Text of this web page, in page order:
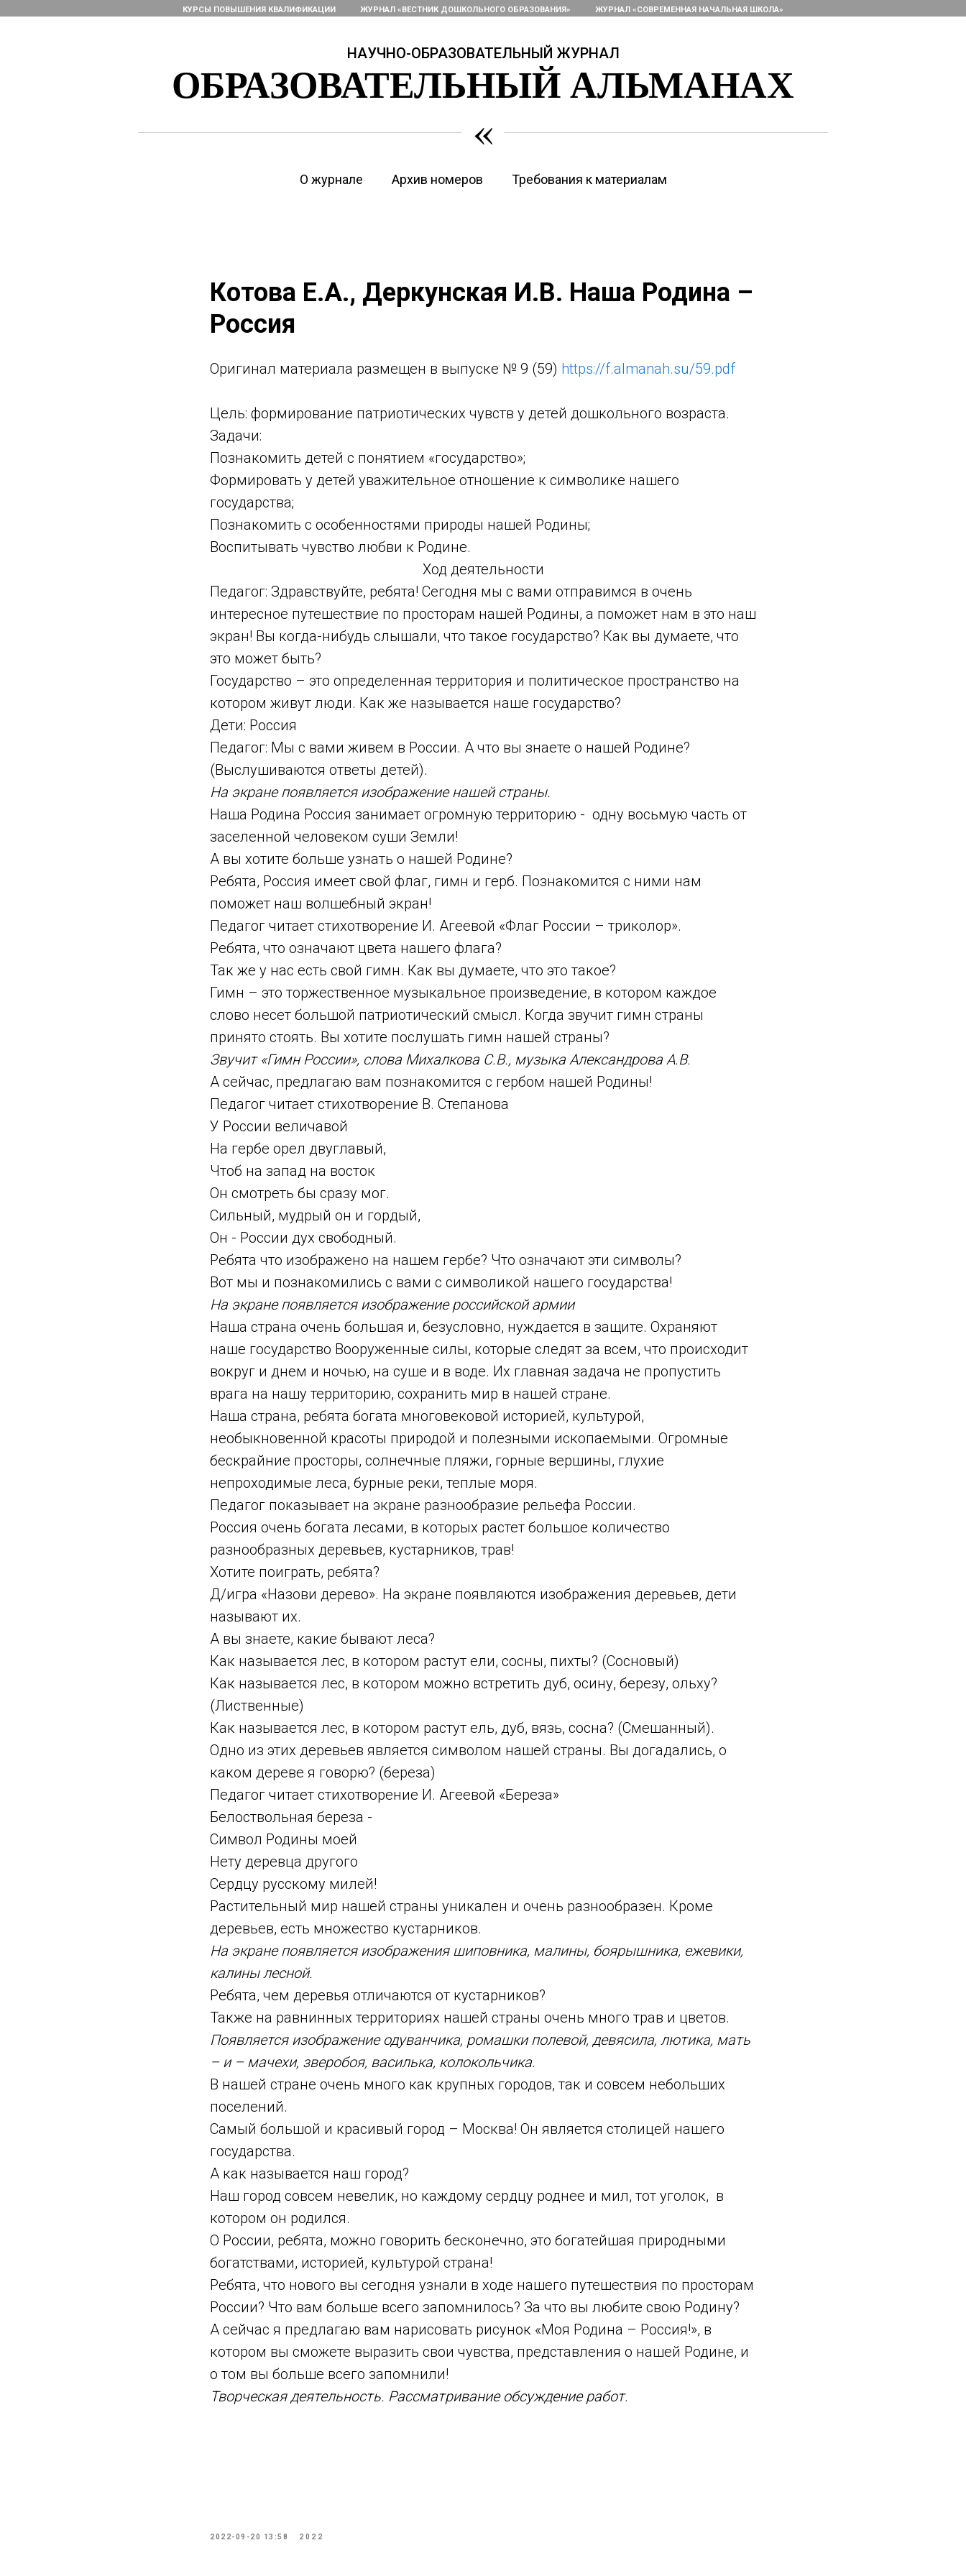
КУРСЫ ПОВЫШЕНИЯ КВАЛИФИКАЦИИ ЖУРНАЛ «ВЕСТНИК ДОШКОЛЬНОГО ОБРАЗОВАНИЯ» ЖУРНАЛ «СОВРЕМЕННАЯ НАЧАЛЬНАЯ ШКОЛА»
НАУЧНО-ОБРАЗОВАТЕЛЬНЫЙ ЖУРНАЛ
ОБРАЗОВАТЕЛЬНЫЙ АЛЬМАНАХ
«
О журнале Архив номеров Требования к материалам
Котова Е.А., Деркунская И.В. Наша Родина –
Россия
Оригинaл материала размещен в выпуске № 9 (59) https://f.almanah.su/59.pdf
Цель: формирование патриотических чувств у детей дошкольного возраста.
Задачи:
Познакомить детей с понятием «государство»;
Формировать у детей уважительное отношение к символике нашего
государства;
Познакомить с особенностями природы нашей Родины;
Воспитывать чувство любви к Родине.
Ход деятельности
Педагог: Здравствуйте, ребята! Сегодня мы с вами отправимся в очень
интересное путешествие по просторам нашей Родины, а поможет нам в это наш
экран! Вы когда-нибудь слышали, что такое государство? Как вы думаете, что
это может быть?
Государство – это определенная территория и политическое пространство на
котором живут люди. Как же называется наше государство?
Дети: Россия
Педагог: Мы с вами живем в России. А что вы знаете о нашей Родине?
(Выслушиваются ответы детей).
На экране появляется изображение нашей страны.
Наша Родина Россия занимает огромную территорию - одну восьмую часть от
заселенной человеком суши Земли!
А вы хотите больше узнать о нашей Родине?
Ребята, Россия имеет свой флаг, гимн и герб. Познакомится с ними нам
поможет наш волшебный экран!
Педагог читает стихотворение И. Агеевой «Флаг России – триколор».
Ребята, что означают цвета нашего флага?
Так же у нас есть свой гимн. Как вы думаете, что это такое?
Гимн – это торжественное музыкальное произведение, в котором каждое
слово несет большой патриотический смысл. Когда звучит гимн страны
принято стоять. Вы хотите послушать гимн нашей страны?
Звучит «Гимн России», слова Михалкова С.В., музыка Александрова А.В.
А сейчас, предлагаю вам познакомится с гербом нашей Родины!
Педагог читает стихотворение В. Степанова
У России величавой
На гербе орел двуглавый,
Чтоб на запад на восток
Он смотреть бы сразу мог.
Сильный, мудрый он и гордый,
Он - России дух свободный.
Ребята что изображено на нашем гербе? Что означают эти символы?
Вот мы и познакомились с вами с символикой нашего государства!
На экране появляется изображение российской армии
Наша страна очень большая и, безусловно, нуждается в защите. Охраняют
наше государство Вооруженные силы, которые следят за всем, что происходит
вокруг и днем и ночью, на суше и в воде. Их главная задача не пропустить
врага на нашу территорию, сохранить мир в нашей стране.
Наша страна, ребята богата многовековой историей, культурой,
необыкновенной красоты природой и полезными ископаемыми. Огромные
бескрайние просторы, солнечные пляжи, горные вершины, глухие
непроходимые леса, бурные реки, теплые моря.
Педагог показывает на экране разнообразие рельефа России.
Россия очень богата лесами, в которых растет большое количество
разнообразных деревьев, кустарников, трав!
Хотите поиграть, ребята?
Д/игра «Назови дерево». На экране появляются изображения деревьев, дети
называют их.
А вы знаете, какие бывают леса?
Как называется лес, в котором растут ели, сосны, пихты? (Сосновый)
Как называется лес, в котором можно встретить дуб, осину, березу, ольху?
(Лиственные)
Как называется лес, в котором растут ель, дуб, вязь, сосна? (Смешанный).
Одно из этих деревьев является символом нашей страны. Вы догадались, о
каком дереве я говорю? (береза)
Педагог читает стихотворение И. Агеевой «Береза»
Белоствольная береза -
Символ Родины моей
Нету деревца другого
Сердцу русскому милей!
Растительный мир нашей страны уникален и очень разнообразен. Кроме
деревьев, есть множество кустарников.
На экране появляется изображения шиповника, малины, боярышника, ежевики,
калины лесной.
Ребята, чем деревья отличаются от кустарников?
Также на равнинных территориях нашей страны очень много трав и цветов.
Появляется изображение одуванчика, ромашки полевой, девясила, лютика, мать
– и – мачехи, зверобоя, василька, колокольчика.
В нашей стране очень много как крупных городов, так и совсем небольших
поселений.
Самый большой и красивый город – Москва! Он является столицей нашего
государства.
А как называется наш город?
Наш город совсем невелик, но каждому сердцу роднее и мил, тот уголок, в
котором он родился.
О России, ребята, можно говорить бесконечно, это богатейшая природными
богатствами, историей, культурой страна!
Ребята, что нового вы сегодня узнали в ходе нашего путешествия по просторам
России? Что вам больше всего запомнилось? За что вы любите свою Родину?
А сейчас я предлагаю вам нарисовать рисунок «Моя Родина – Россия!», в
котором вы сможете выразить свои чувства, представления о нашей Родине, и
о том вы больше всего запомнили!
Творческая деятельность. Рассматривание обсуждение работ.
2022-09-20 13:58 2022